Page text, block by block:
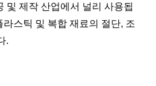
및 제작 산업에서 널리 사용됩
스틱 및 복합 재료의 절단, 조
.